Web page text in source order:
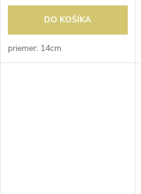
DO KOŠÍKA
priemer: 14cm